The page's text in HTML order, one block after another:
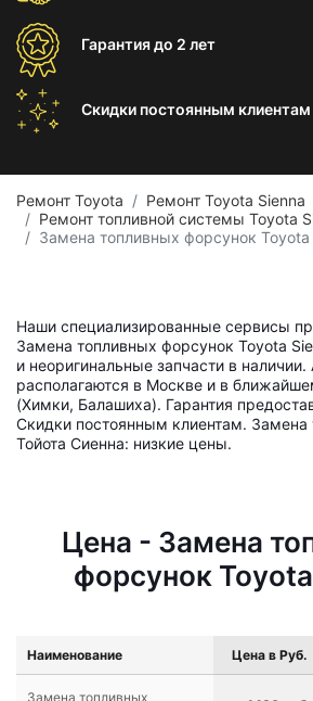
Гарантиядо 2 лет
Скидки постоянным клиентам
Ремонт Toyota
Ремонт Toyota Sienna
Ремонт топливной системы Toyota
Замена топливных форсунок Toyota
Наши специализированные сервисы
Замена топливных форсунок Toyota
и неоригинальные запчасти в
располагаются в Москве и в
(Химки, Балашиха). Гарантия
Скидки постоянным клиентам. Замена
Тойота Сиенна: низкие цены.
Цена - Замена
форсунок
Наименование Цена в Руб.
Замена топливных